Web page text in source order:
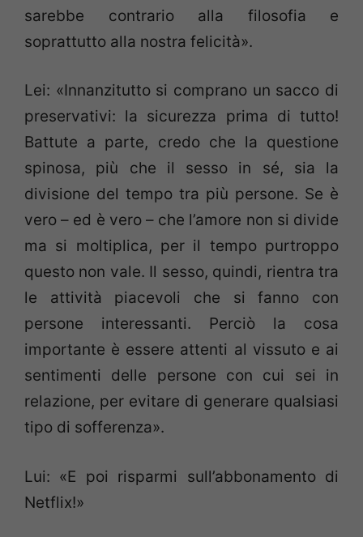
sarebbe contrario alla filosofia e
soprattutto alla nostra felicità».
Lei: «Innanzitutto si comprano un sacco di
preservativi: la sicurezza prima di tutto!
Battute a parte, credo che la questione
spinosa, più che il sesso in sé, sia la
divisione del tempo tra più persone. Se è
vero – ed è vero – che l’amore non si divide
ma si moltiplica, per il tempo purtroppo
questo non vale. Il sesso, quindi, rientra tra
le attività piacevoli che si fanno con
persone interessanti. Perciò la cosa
importante è essere attenti al vissuto e ai
sentimenti delle persone con cui sei in
relazione, per evitare di generare qualsiasi
tipo di sofferenza».
Lui: «E poi risparmi sull’abbonamento di
Netflix!»